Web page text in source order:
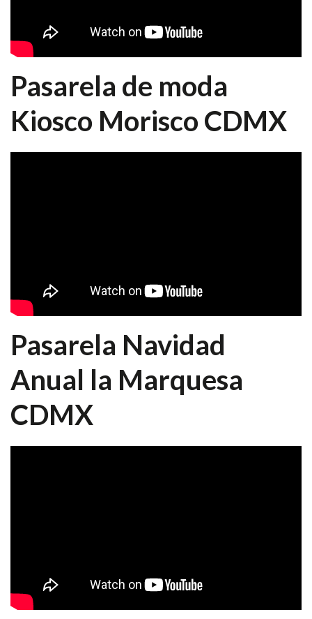
Pasarela de moda
Kiosco Morisco CDMX
Pasarela Navidad
Anual la Marquesa
CDMX